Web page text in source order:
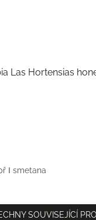
Las Hortensias
Ι smetana
SOUVISEJÍCÍ